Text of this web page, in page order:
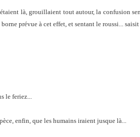
là, grouillaient tout autour, la confusion
prévue à cet effet, et sentant le roussi...
le feriez...
enfin, que les humains iraient jusque là...